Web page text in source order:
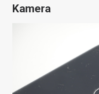
Kamera